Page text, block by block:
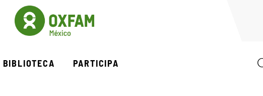
BIBLIOTECA PARTICIPA